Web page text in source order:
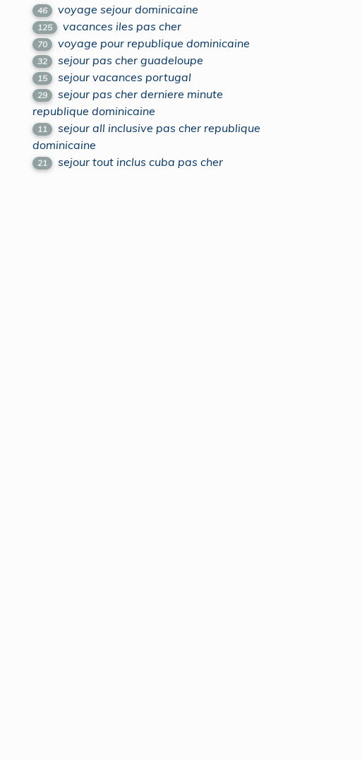
46 voyage sejour dominicaine
125 vacances iles pas cher
70 voyage pour republique dominicaine
32 sejour pas cher guadeloupe
15 sejour vacances portugal
29
sejour pas cher derniere minute
republique dominicaine
11
sejour all inclusive pas cher republique
dominicaine
21 sejour tout inclus cuba pas cher